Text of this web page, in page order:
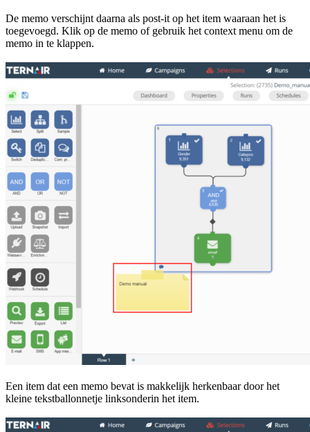
De memo verschijnt daarna als post-it op het item waaraan het is
toegevoegd. Klik op de memo of gebruik het context menu om de
memo in te klappen.
Een item dat een memo bevat is makkelijk herkenbaar door het
kleine tekstballonnetje linksonderin het item.